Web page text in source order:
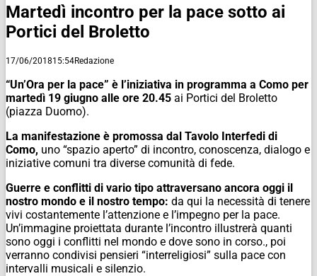
Martedì incontro per la pace sotto ai
Portici del Broletto
17/06/201815:54Redazione
“Un’Ora per la pace” è l’iniziativa in programma a Como per
martedì 19 giugno alle ore 20.45 ai Portici del Broletto
(piazza Duomo).
La manifestazione è promossa dal Tavolo Interfedi di
Como, uno “spazio aperto” di incontro, conoscenza, dialogo e
iniziative comuni tra diverse comunità di fede.
Guerre e conflitti di vario tipo attraversano ancora oggi il
nostro mondo e il nostro tempo: da qui la necessità di tenere
vivi costantemente l’attenzione e l’impegno per la pace.
Un’immagine proiettata durante l’incontro illustrerà quanti
sono oggi i conflitti nel mondo e dove sono in corso., poi
verranno condivisi pensieri “interreligiosi” sulla pace con
intervalli musicali e silenzio.